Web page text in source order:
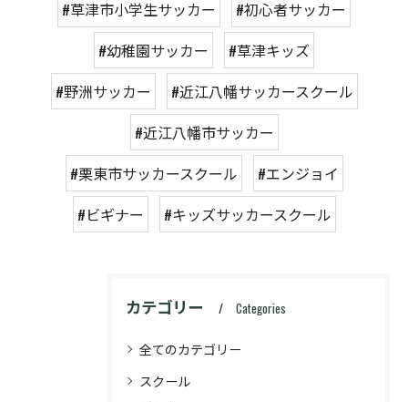
#草津市小学生サッカー
#初心者サッカー
#幼稚園サッカー
#草津キッズ
#野洲サッカー
#近江八幡サッカースクール
#近江八幡市サッカー
#栗東市サッカースクール
#エンジョイ
#ビギナー
#キッズサッカースクール
カテゴリー Categories
全てのカテゴリー
スクール